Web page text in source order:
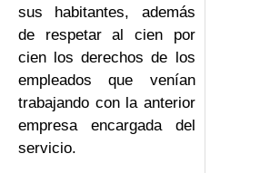
sus habitantes, además
de respetar al cien por
cien los derechos de los
empleados que venían
trabajando con la anterior
empresa encargada del
servicio.